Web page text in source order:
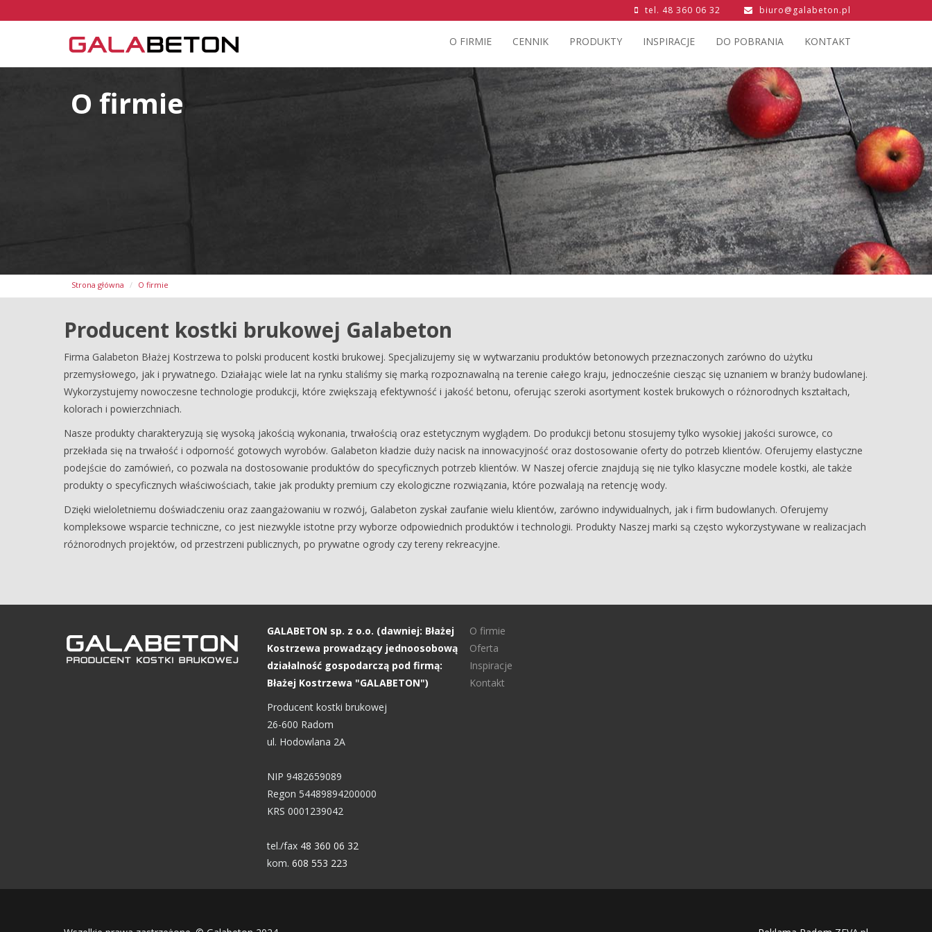
tel. 48 360 06 32 biuro@galabeton.pl
O FIRMIE CENNIK PRODUKTY INSPIRACJE DO POBRANIA KONTAKT
O firmie
Strona główna O firmie
Producent kostki brukowej Galabeton
Firma Galabeton Błażej Kostrzewa to polski producent kostki brukowej. Specjalizujemy się w wytwarzaniu produktów betonowych przeznaczonych zarówno do użytku
przemysłowego, jak i prywatnego. Działając wiele lat na rynku staliśmy się marką rozpoznawalną na terenie całego kraju, jednocześnie ciesząc się uznaniem w branży budowlanej.
Wykorzystujemy nowoczesne technologie produkcji, które zwiększają efektywność i jakość betonu, oferując szeroki asortyment kostek brukowych o różnorodnych kształtach,
kolorach i powierzchniach.
Nasze produkty charakteryzują się wysoką jakością wykonania, trwałością oraz estetycznym wyglądem. Do produkcji betonu stosujemy tylko wysokiej jakości surowce, co
przekłada się na trwałość i odporność gotowych wyrobów. Galabeton kładzie duży nacisk na innowacyjność oraz dostosowanie oferty do potrzeb klientów. Oferujemy elastyczne
podejście do zamówień, co pozwala na dostosowanie produktów do specyficznych potrzeb klientów. W Naszej ofercie znajdują się nie tylko klasyczne modele kostki, ale także
produkty o specyficznych właściwościach, takie jak produkty premium czy ekologiczne rozwiązania, które pozwalają na retencję wody.
Dzięki wieloletniemu doświadczeniu oraz zaangażowaniu w rozwój, Galabeton zyskał zaufanie wielu klientów, zarówno indywidualnych, jak i firm budowlanych. Oferujemy
kompleksowe wsparcie techniczne, co jest niezwykle istotne przy wyborze odpowiednich produktów i technologii. Produkty Naszej marki są często wykorzystywane w realizacjach
różnorodnych projektów, od przestrzeni publicznych, po prywatne ogrody czy tereny rekreacyjne.
GALABETON sp. z o.o. (dawniej: Błażej
Kostrzewa prowadzący jednoosobową
działalność gospodarczą pod firmą:
Błażej Kostrzewa "GALABETON")
Producent kostki brukowej
26-600 Radom
ul. Hodowlana 2A
NIP 9482659089
Regon 54489894200000
KRS 0001239042
tel./fax 48 360 06 32
kom. 608 553 223
O firmie
Oferta
Inspiracje
Kontakt